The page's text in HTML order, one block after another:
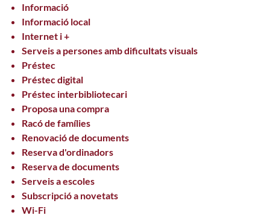
Informació
Informació local
Internet i +
Serveis a persones amb dificultats visuals
Préstec
Préstec digital
Préstec interbibliotecari
Proposa una compra
Racó de famílies
Renovació de documents
Reserva d'ordinadors
Reserva de documents
Serveis a escoles
Subscripció a novetats
Wi-Fi